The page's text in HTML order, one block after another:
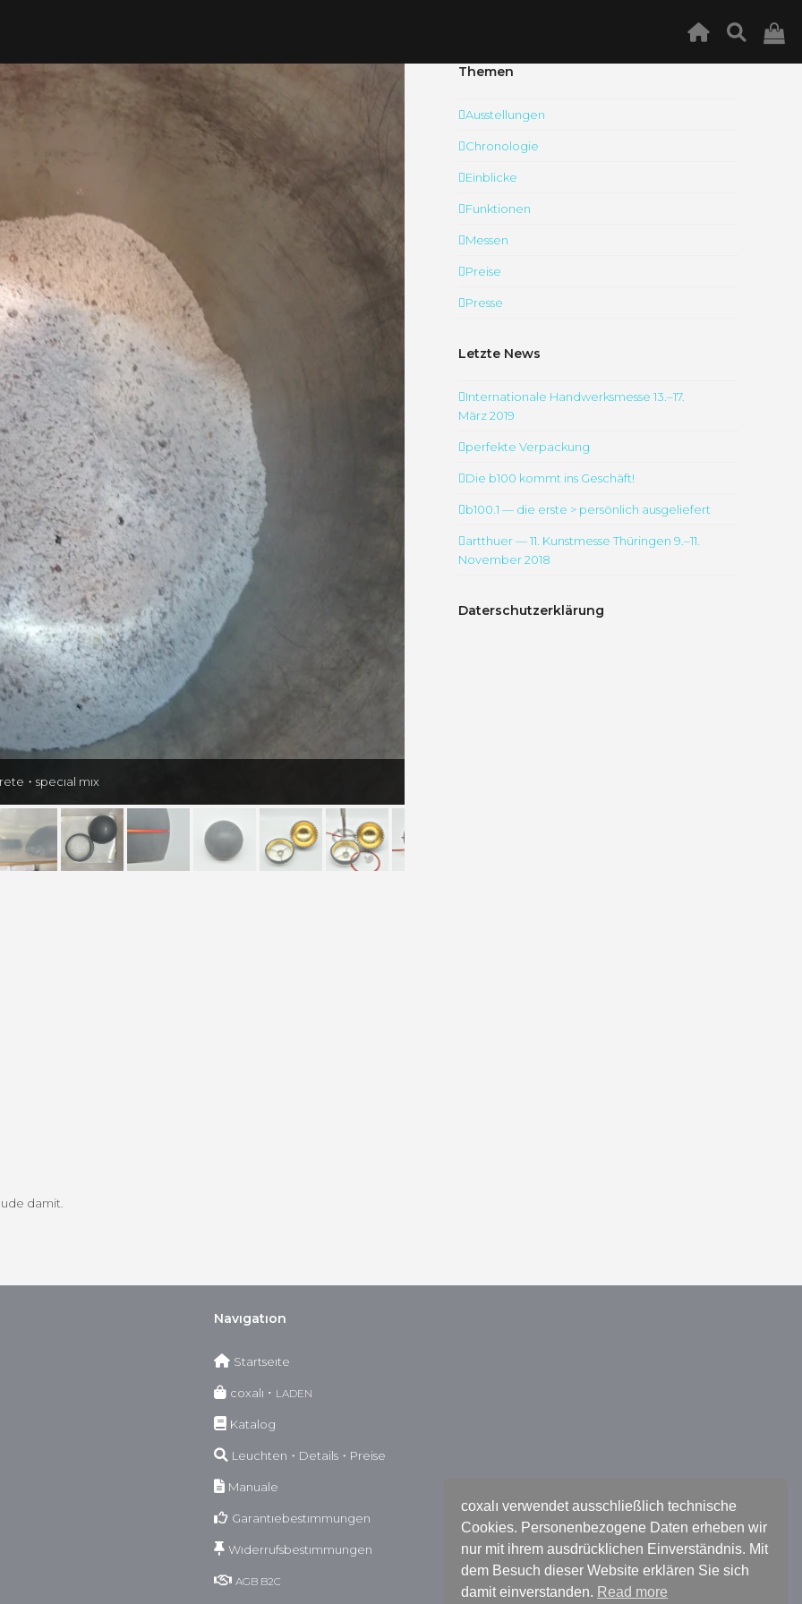
・specıal mıx
damit.
Themen
Ausstellungen
Chronologie
Einblicke
Funktionen
Messen
Preise
Presse
Letzte News
Internationale Handwerksmesse 13.–17.
März 2019
perfekte Verpackung
Die b100 kommt ins Geschäft!
b100.1 — die erste > persönlich ausgeliefert
artthuer — 11. Kunstmesse Thüringen 9.–11.
November 2018
Daterschutzerklärung
Navıgatıon
Startseıte
coxalı ･ LADEN
Katalog
Leuchten・Details・Preise
Manuale
Garantıebestımmungen
Wıderrufsbestımmungen
AGB B2C
coxalı verwendet ausschließlich technische
Cookies. Personenbezogene Daten erheben wir
nur mit ihrem ausdrücklichen Einverständnis. Mit
dem Besuch dieser Website erklären Sie sich
damit einverstanden. Read more